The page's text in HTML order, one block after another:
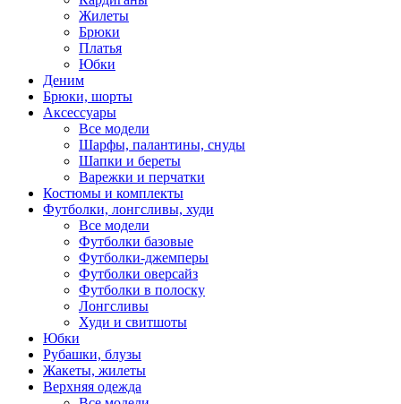
Жилеты
Брюки
Платья
Юбки
Деним
Брюки, шорты
Аксессуары
Все модели
Шарфы, палантины, снуды
Шапки и береты
Варежки и перчатки
Костюмы и комплекты
Футболки, лонгсливы, худи
Все модели
Футболки базовые
Футболки-джемперы
Футболки оверсайз
Футболки в полоску
Лонгсливы
Худи и свитшоты
Юбки
Рубашки, блузы
Жакеты, жилеты
Верхняя одежда